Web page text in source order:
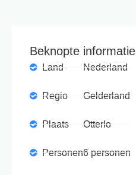
Beknopte informatie
Land
Regio
Plaats
Personen
Nederland
Gelderland
Otterlo
6 personen